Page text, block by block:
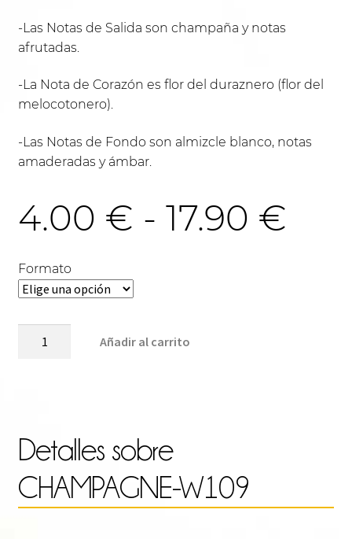
-Las Notas de Salida son champaña y notas
afrutadas.
-La Nota de Corazón es flor del duraznero (flor del
melocotonero).
-Las Notas de Fondo son almizcle blanco, notas
amaderadas y ámbar.
4.00 € - 17.90 €
Formato
Añadir al carrito
Detalles sobre
CHAMPAGNE-W109